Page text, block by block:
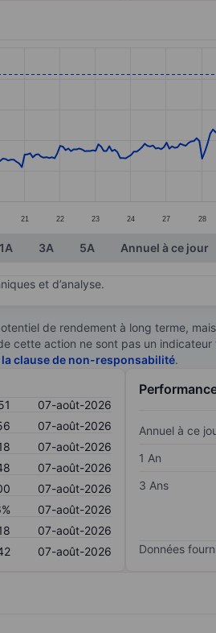
from 157.05 to 195.49.
21 22 23 24 27 28
1A 3A 5A Annuel à ce jour
et d’analyse.
de rendement à long terme,
cette action ne sont pas un
clause de non-responsabilité.
07-août-2026
07-août-2026
07-août-2026
07-août-2026
07-août-2026
07-août-2026
07-août-2026
07-août-2026
Annuel à ce
1 An
3 Ans
Données